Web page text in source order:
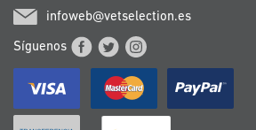
infoweb@vetselection.es
Síguenos